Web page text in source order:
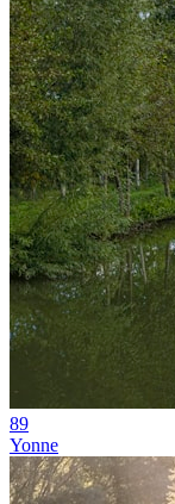
89
Yonne